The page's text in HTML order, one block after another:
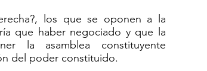
los que se oponen a la
que haber negociado y que la
la asamblea constituyente
del poder constituido.